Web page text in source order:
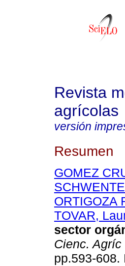
Revista
agrícolas
versión
Resumen
GOMEZ
ORTIGOZA
TOVAR,
sector
Cienc. Agríc
pp.593-608.